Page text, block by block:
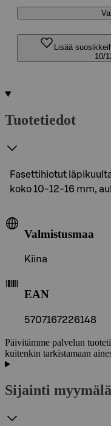
Lisää
10/
Tuotetiedot
Fasettihiotut
koko 10-12-16 mm,
Valmistusmaa
Kiina
EAN
5707167226148
Päivitämme palvelun
kuitenkin tarkistamaan
Sijainti